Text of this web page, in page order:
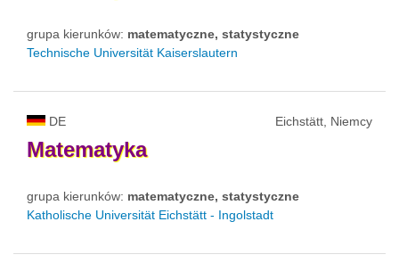
grupa kierunków: matematyczne, statystyczne
Technische Universität Kaiserslautern
DE Eichstätt, Niemcy
Matematyka
grupa kierunków: matematyczne, statystyczne
Katholische Universität Eichstätt - Ingolstadt